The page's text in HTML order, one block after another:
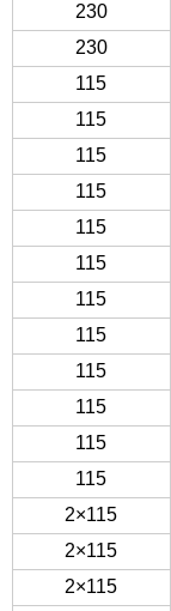
230
230
115
115
115
115
115
115
115
115
115
115
115
115
2×115
2×115
2×115